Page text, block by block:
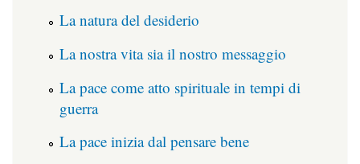
La natura del desiderio
La nostra vita sia il nostro messaggio
La pace come atto spirituale in tempi di
guerra
La pace inizia dal pensare bene